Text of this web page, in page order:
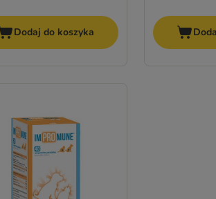
Dodaj do koszyka